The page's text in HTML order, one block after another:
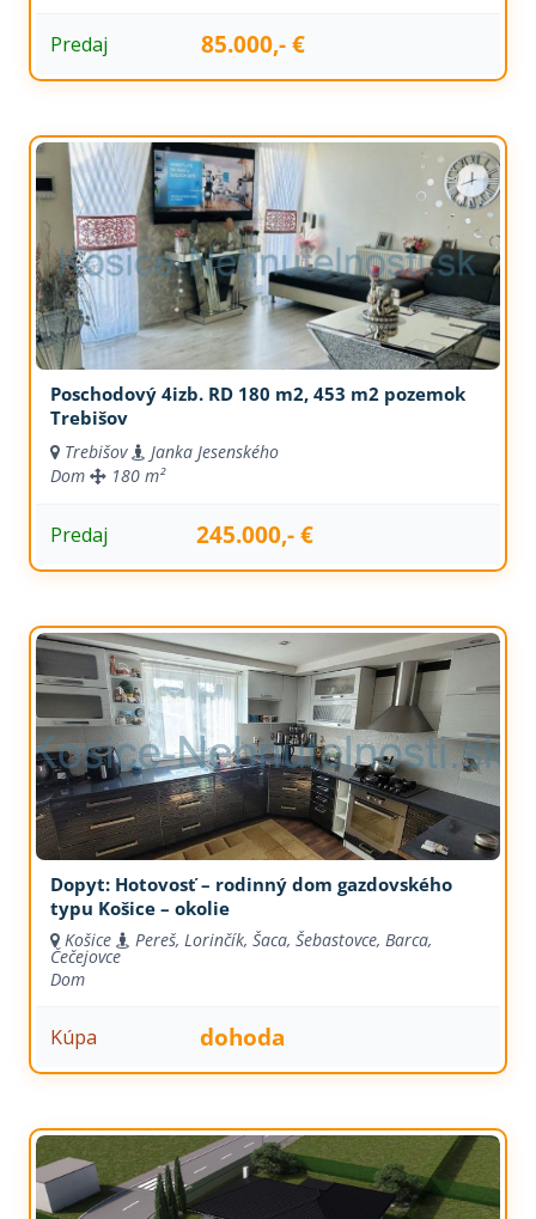
Predaj 85.000,- €
Poschodový 4izb. RD 180 m2, 453 m2 pozemok
Trebišov
Trebišov
Janka Jesenského
Dom
180 m²
Predaj 245.000,- €
Dopyt: Hotovosť – rodinný dom gazdovského
typu Košice – okolie
Košice Pereš, Lorinčík, Šaca, Šebastovce, Barca,
Čečejovce
Dom
Kúpa dohoda